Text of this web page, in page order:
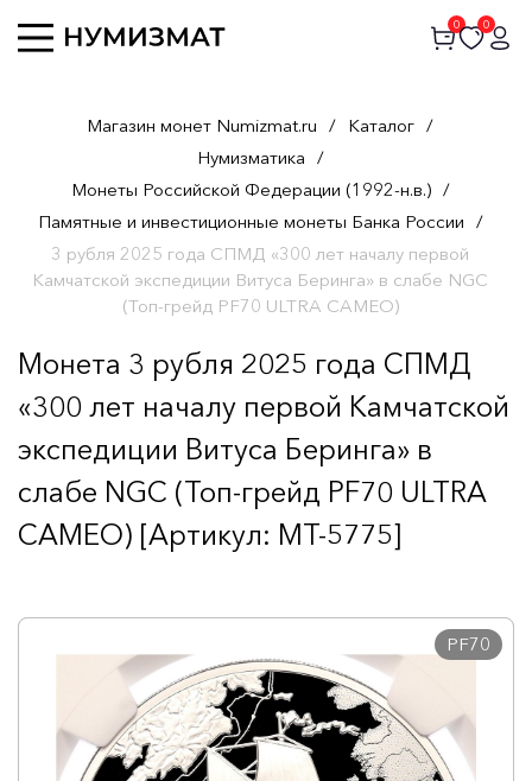
0 0
Магазин монет Numizmat.ru / Каталог /
Нумизматика /
Монеты Российской Федерации (1992-н.в.) /
Памятные и инвестиционные монеты Банка России /
3 рубля 2025 года СПМД «300 лет началу первой
Камчатской экспедиции Витуса Беринга» в слабе NGC
(Топ-грейд PF70 ULTRA CAMEO)
Монета 3 рубля 2025 года СПМД
«300 лет началу первой Камчатской
экспедиции Витуса Беринга» в
слабе NGC (Топ-грейд PF70 ULTRA
CAMEO) [Артикул: MT-5775]
PF70